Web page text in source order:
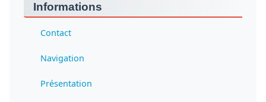
Informations
Contact
Navigation
Présentation